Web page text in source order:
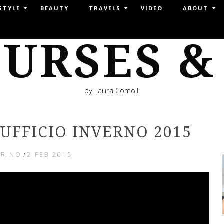
BEAUTY TRAVELS VIDEO ABOUT
by Laura Comolli
INVERNO 2015
/ 2 FEB 2015